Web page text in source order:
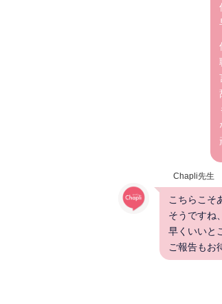
Chapli先生
こちらこそ
そうですね
早くいいと
ご報告もお